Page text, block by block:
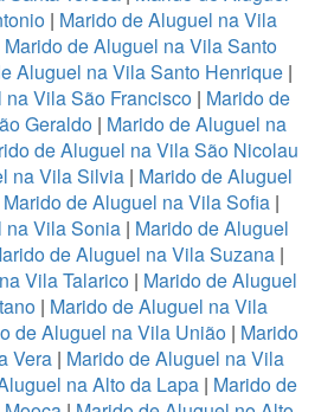
| Marido de Aluguel na Vila
Marido de Aluguel na Vila Santo
Aluguel na Vila Santo Henrique |
Vila São Francisco| Marido de
Geraldo| Marido de Aluguel na
de Aluguel na Vila São Nicolau
na Vila Silvia | Marido de Aluguel
Marido de Aluguel na Vila Sofia|
na Vila Sonia | Marido de Aluguel
de Aluguel na Vila Suzana|
Vila Talarico | Marido de Aluguel
| Marido de Aluguel na Vila
de Aluguel na Vila União | Marido
Vera | Marido de Aluguel na Vila
na Alto da Lapa | Marido de